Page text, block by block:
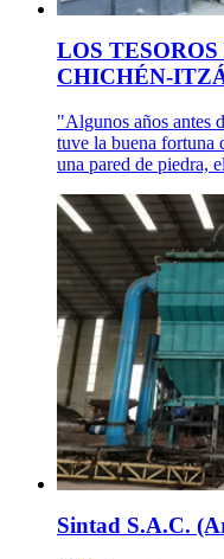
LOS
CHICHÉN-
"Algunos años antes
tuve la buena fortuna
una pared de piedra,
Sintad S.A.C.